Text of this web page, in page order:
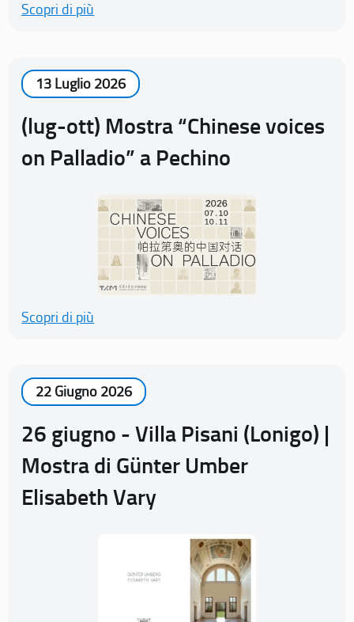
Scopri di più
13 Luglio 2026
(lug-ott) Mostra “Chinese voices
on Palladio” a Pechino
Scopri di più
22 Giugno 2026
26 giugno - Villa Pisani (Lonigo) |
Mostra di Günter Umber
Elisabeth Vary